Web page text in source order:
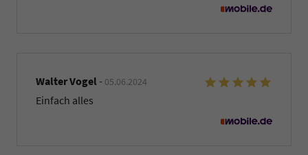
Walter Vogel- 05.06.2024
Einfach alles